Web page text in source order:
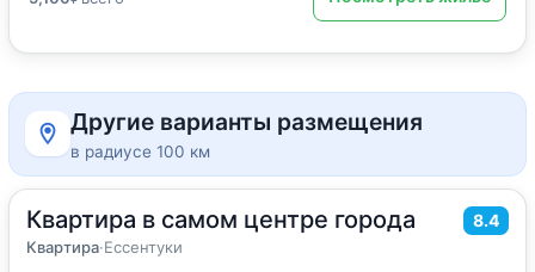
Другие варианты размещения
в радиусе 100 км
Квартира в самом центре города 8.4
Квартира·Ессентуки
45м2·до 5 гостей
Квартира